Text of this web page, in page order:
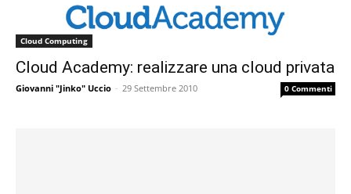
Cloud Computing
Cloud Academy: realizzare una cloud privata
Giovanni "Jinko" Uccio - 29 Settembre 2010 0 Commenti